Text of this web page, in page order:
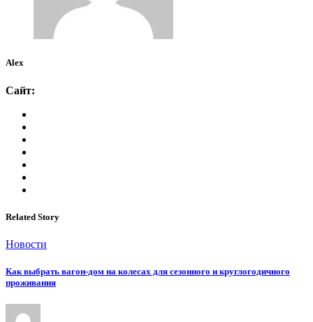
Alex
Сайт:
Related Story
Новости
Как выбрать вагон-дом на колесах для сезонного и круглогодичного
проживания